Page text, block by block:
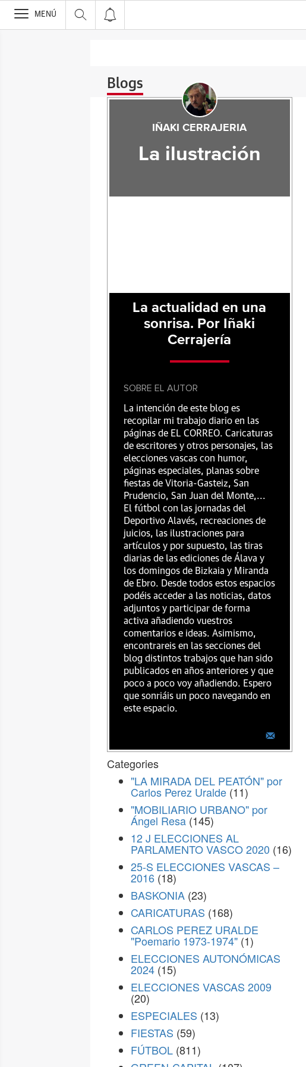
>
MENÚ
Blogs
IÑAKI CERRAJERIA
La ilustración
La actualidad en una
sonrisa. Por Iñaki
Cerrajería
SOBRE EL AUTOR
La intención de este blog es
recopilar mi trabajo diario en las
páginas de EL CORREO. Caricaturas
de escritores y otros personajes, las
elecciones vascas con humor,
páginas especiales, planas sobre
fiestas de Vitoria-Gasteiz, San
Prudencio, San Juan del Monte,...
El fútbol con las jornadas del
Deportivo Alavés, recreaciones de
juicios, las ilustraciones para
artículos y por supuesto, las tiras
diarias de las ediciones de Álava y
los domingos de Bizkaia y Miranda
de Ebro. Desde todos estos espacios
podéis acceder a las noticias, datos
adjuntos y participar de forma
activa añadiendo vuestros
comentarios e ideas. Asimismo,
encontrareis en las secciones del
blog distintos trabajos que han sido
publicados en años anteriores y que
poco a poco voy añadiendo. Espero
que sonriáis un poco navegando en
este espacio.
Categories
"LA MIRADA DEL PEATÓN" por
Carlos Perez Uralde (11)
"MOBILIARIO URBANO" por
Ángel Resa (145)
12 J ELECCIONES AL
PARLAMENTO VASCO 2020 (16)
25-S ELECCIONES VASCAS –
2016 (18)
BASKONIA (23)
CARICATURAS (168)
CARLOS PEREZ URALDE
"Poemario 1973-1974" (1)
ELECCIONES AUTONÓMICAS
2024 (15)
ELECCIONES VASCAS 2009
(20)
ESPECIALES (13)
FIESTAS (59)
FÚTBOL (811)